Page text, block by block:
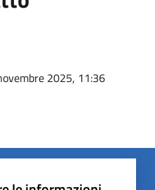
2025, 11:36